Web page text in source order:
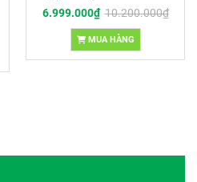
6.999.000₫10.200.000₫
MUA HÀNG